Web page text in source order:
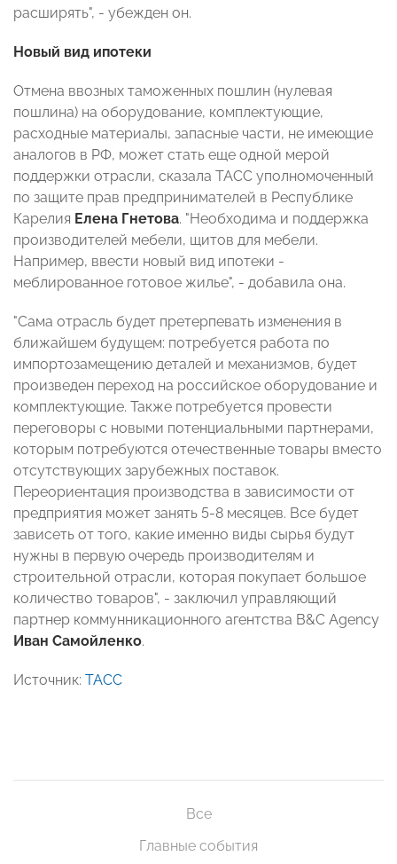
расширять", - убежден он.
Новый вид ипотеки
Отмена ввозных таможенных пошлин (нулевая
пошлина) на оборудование, комплектующие,
расходные материалы, запасные части, не имеющие
аналогов в РФ, может стать еще одной мерой
поддержки отрасли, сказала ТАСС уполномоченный
по защите прав предпринимателей в Республике
Карелия Елена Гнетова. "Необходима и поддержка
производителей мебели, щитов для мебели.
Например, ввести новый вид ипотеки -
меблированное готовое жилье", - добавила она.
"Сама отрасль будет претерпевать изменения в
ближайшем будущем: потребуется работа по
импортозамещению деталей и механизмов, будет
произведен переход на российское оборудование и
комплектующие. Также потребуется провести
переговоры с новыми потенциальными партнерами,
которым потребуются отечественные товары вместо
отсутствующих зарубежных поставок.
Переориентация производства в зависимости от
предприятия может занять 5-8 месяцев. Все будет
зависеть от того, какие именно виды сырья будут
нужны в первую очередь производителям и
строительной отрасли, которая покупает большое
количество товаров", - заключил управляющий
партнер коммунникационного агентства B&C Agency
Иван Самойленко.
Источник: ТАСС
Все
Главные события